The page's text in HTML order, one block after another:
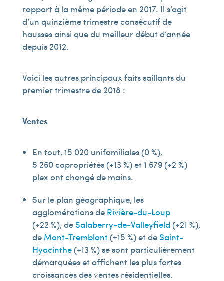
rapport à la même période en 2017. Il s’agit
d’un quinzième trimestre consécutif de
hausses ainsi que du meilleur début d’année
depuis 2012.
Voici les autres principaux faits saillants du
premier trimestre de 2018 :
Ventes
En tout, 15 020 unifamiliales (0 %),
5 260 copropriétés (+13 %) et 1 679 (+2 %)
plex ont changé de mains.
Sur le plan géographique, les
agglomérations de Rivière-du-Loup
(+22 %), de Salaberry-de-Valleyfield(+21 %),
de Mont-Tremblant(+15 %) et de Saint-
Hyacinthe(+13 %) se sont particulièrement
démarquées et affichent les plus fortes
croissances des ventes résidentielles.